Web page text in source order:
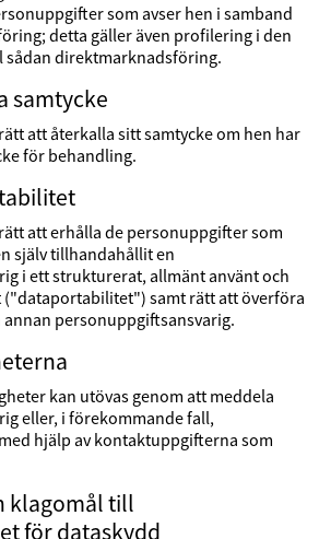
som avser hen i samband
detta gäller även profilering i den
sådan direktmarknadsföring.
samtycke
att återkalla sitt samtycke om hen har
för behandling.
att erhålla de personuppgifter som
själv tillhandahållit en
i ett strukturerat, allmänt använt och
samt rätt att överföra
personuppgiftsansvarig.
kan utövas genom att meddela
eller, i förekommande fall,
hjälp av kontaktuppgifterna som
klagomål till
för dataskydd